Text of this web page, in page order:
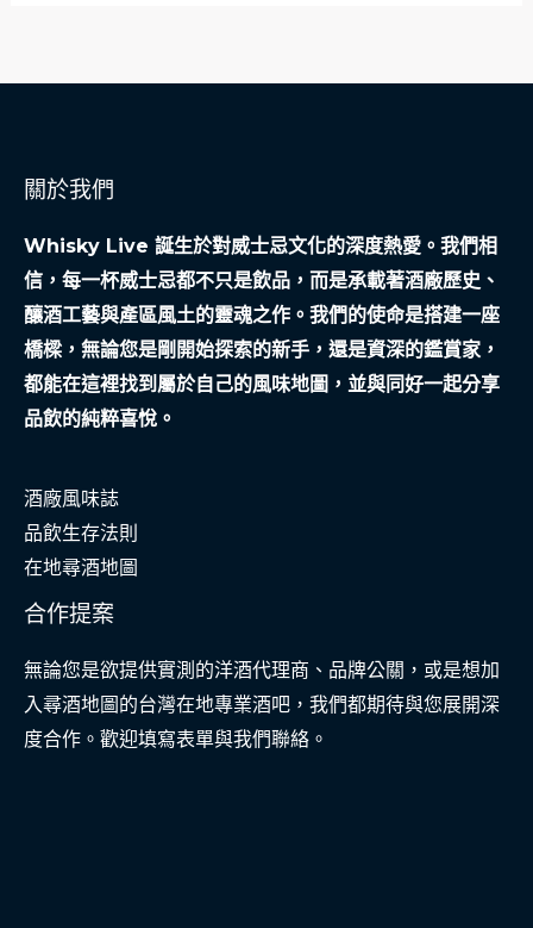
救
就
會
安
全
網
關於我們
Whisky Live 誕生於對威士忌文化的深度熱愛。我們相
信，每一杯威士忌都不只是飲品，而是承載著酒廠歷史、
釀酒工藝與產區風土的靈魂之作。我們的使命是搭建一座
橋樑，無論您是剛開始探索的新手，還是資深的鑑賞家，
都能在這裡找到屬於自己的風味地圖，並與同好一起分享
品飲的純粹喜悅。
酒廠風味誌
品飲生存法則
在地尋酒地圖
合作提案
無論您是欲提供實測的洋酒代理商、品牌公關，或是想加
入尋酒地圖的台灣在地專業酒吧，我們都期待與您展開深
度合作。歡迎填寫表單與我們聯絡。